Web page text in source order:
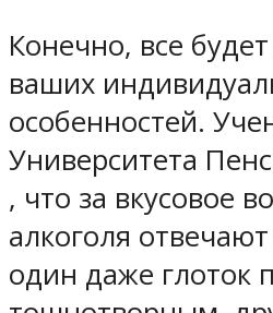
Конечно, все
ваших
особенностей.
Университета
, что за вкусовое
алкоголя
один даже глоток